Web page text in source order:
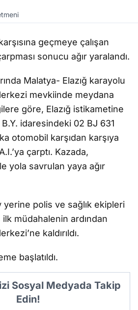
geçmeye çalışan
sonucu ağır yaralandı.
Malatya- Elazığ karayolu
mevkiinde meydana
göre, Elazığ istikametine
idaresindeki 02 BJ 631
otomobil karşıdan karşıya
çarptı. Kazada,
yola savrulan yaya ağır
polis ve sağlık ekipleri
ilk müdahalenin ardından
kaldırıldı.
başlatıldı.
Sosyal Medyada Takip
Edin!